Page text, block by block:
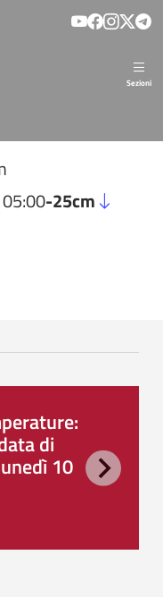
Sezioni
05:00-25cm
di
10